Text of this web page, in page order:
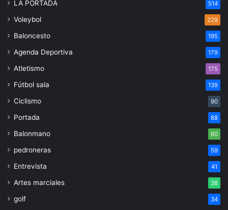
LA PORTADA 514
Voleybol 229
Baloncesto 195
Agenda Deportiva 179
Atletismo 175
Fútbol sala 139
Ciclismo 90
Portada 88
Balonmano 60
pedroneras 59
Entrevista 41
Artes marciales 38
golf 34